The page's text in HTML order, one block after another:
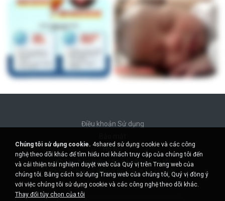
Điều khoản Sử dụng
Hỗ trợ
Không bán thông tin cá nhân của tôi
Không chia sẻ thông tin cá nhân của tôi
Chúng tôi sử dụng cookie. 4shared sử dụng cookie và các công
nghệ theo dõi khác để tìm hiểu nơi khách truy cập của chúng tôi đến
và cải thiện trải nghiệm duyệt web của Quý vị trên Trang web của
chúng tôi. Bằng cách sử dụng Trang web của chúng tôi, Quý vị đồng ý
với việc chúng tôi sử dụng cookie và các công nghệ theo dõi khác.
Thay đổi tùy chọn của tôi